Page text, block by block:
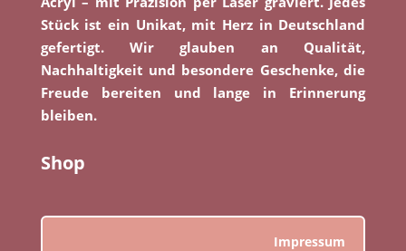
Stück ist ein Unikat, mit Herz in Deutschland
gefertigt. Wir glauben an Qualität,
Nachhaltigkeit und besondere Geschenke, die
Freude bereiten und lange in Erinnerung
bleiben.
Shop
Impressum